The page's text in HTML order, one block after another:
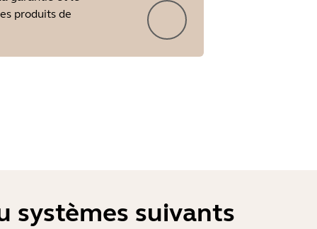
produits de
systèmes suivants